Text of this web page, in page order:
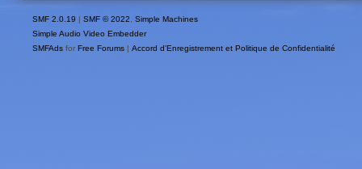
SMF 2.0.19 | SMF © 2022, Simple Machines
Simple Audio Video Embedder
SMFAds for Free Forums | Accord d'Enregistrement et Politique de Confidentialité